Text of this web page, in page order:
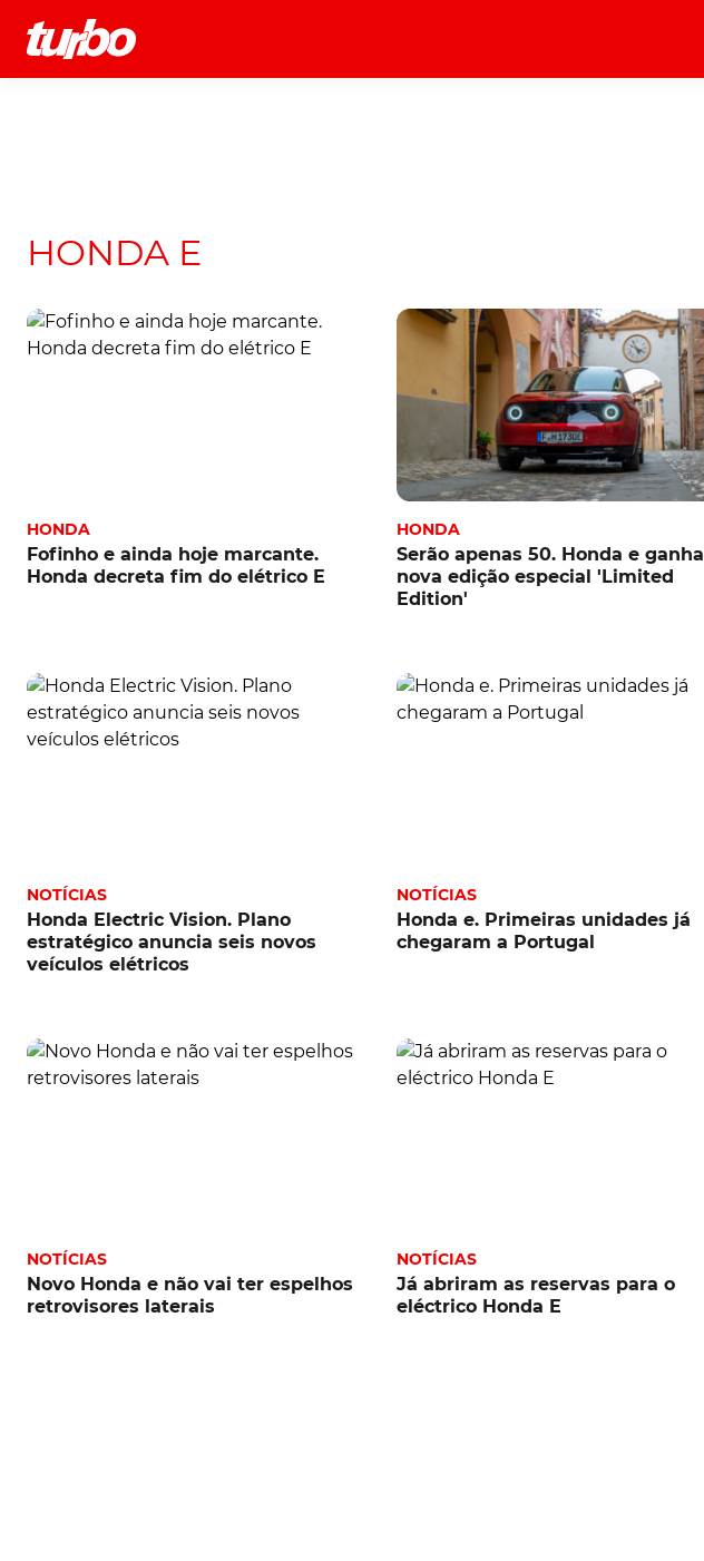
HONDA E
HONDA
Fofinho e ainda hoje marcante.
Honda decreta fim do elétrico E
HONDA
Serão apenas 50. Honda e ganha
nova edição especial 'Limited
Edition'
NOTÍCIAS
Honda Electric Vision. Plano
estratégico anuncia seis novos
veículos elétricos
NOTÍCIAS
Honda e. Primeiras unidades já
chegaram a Portugal
NOTÍCIAS
Novo Honda e não vai ter espelhos
retrovisores laterais
NOTÍCIAS
Já abriram as reservas para o
eléctrico Honda E